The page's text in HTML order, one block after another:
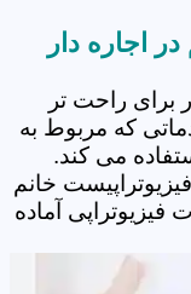
اجاره دار
برای راحت تر
که مربوط به
می کند.
خانم
فیزیوتراپی آماده